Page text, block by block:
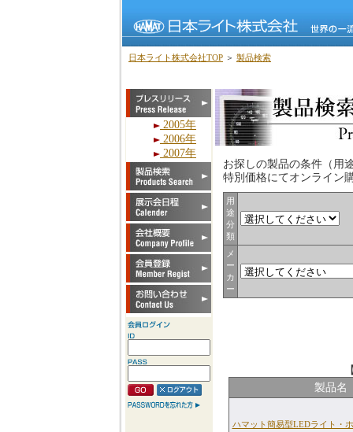
日本ライト株式会社TOP ＞ 製品検索
2005年
2006年
2007年
お探しの製品の条件（用
特別価格にてオンライン
用
途
分
類
メ
ー
カ
ー
製品名
ハマット簡易型LEDライト・